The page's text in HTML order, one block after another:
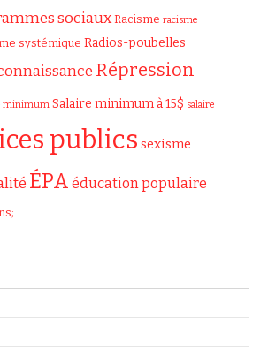
sociauxRacisme racisme
systémique Radios-poubelles
Répression
minimum Salaire minimum à 15$ salaire
publics sexisme
ÉPA éducation populaire